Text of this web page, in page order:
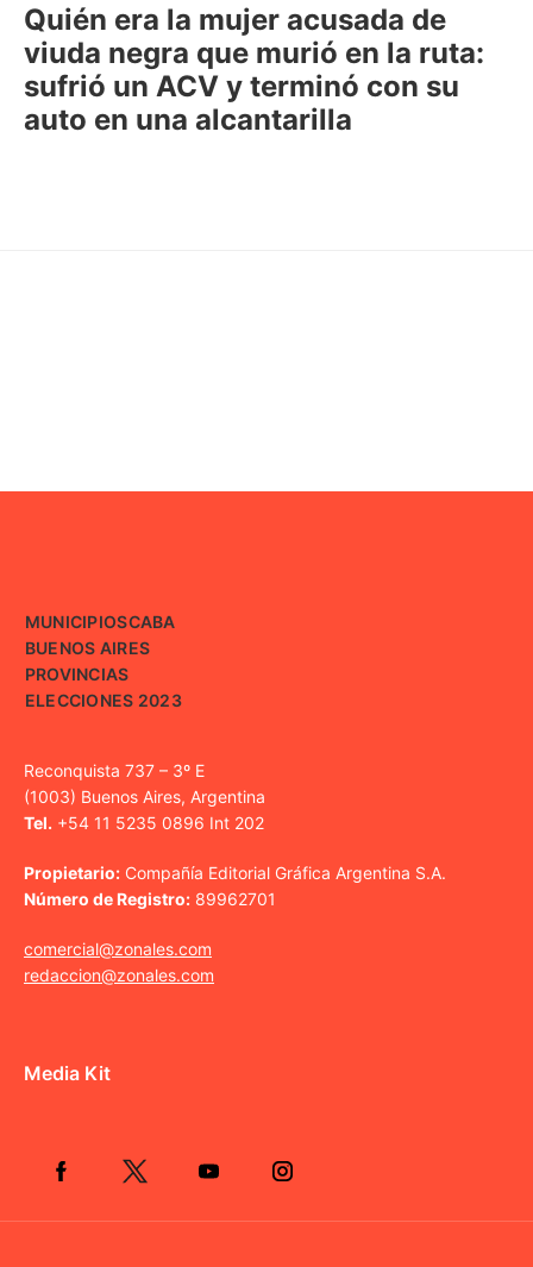
Quién era la mujer acusada de
viuda negra que murió en la ruta:
sufrió un ACV y terminó con su
auto en una alcantarilla
MUNICIPIOSCABA
BUENOS AIRES
PROVINCIAS
ELECCIONES 2023
Reconquista 737 – 3º E
(1003) Buenos Aires, Argentina
Tel. +54 11 5235 0896 Int 202
Propietario: Compañía Editorial Gráfica Argentina S.A.
Número de Registro: 89962701
comercial@zonales.com
redaccion@zonales.com
Media Kit